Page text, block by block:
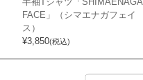
FACE」（シマエナガフェイ
ス）
¥3,850(税込)